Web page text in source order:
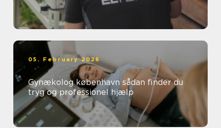
05. February 2026
Gynækolog københavn sådan finder du
tryg og professionel hjælp